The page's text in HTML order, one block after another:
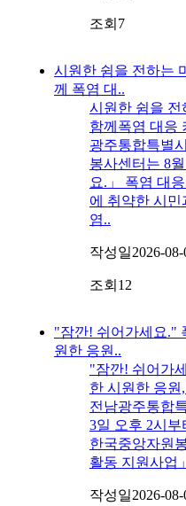
조회 7
시원한 쉼을 전하는
께 폭염 대..
시원한 쉼을
함께폭염 대응
광주통합특별
봉사센터는 8
요.」 폭염 대
에 취약한 시
염..
작성일2026-08-
조회 12
"잠깐! 쉬어가세요."
원한 응원..
"잠깐! 쉬어가
한 시원한 응원
전남광주통합
3일 오후 2시
한국중앙자원
활동 지원사업
작성일2026-08-